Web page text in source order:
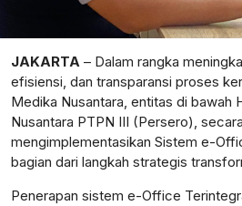
JAKARTA – Dalam rangka
efisiensi, dan transparansi proses
Medika Nusantara, entitas di bawah
Nusantara PTPN III (Persero),
mengimplementasikan Sistem e-
bagian dari langkah strategis
Penerapan sistem e-Office